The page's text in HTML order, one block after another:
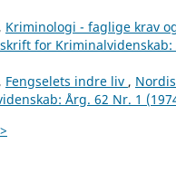
Kriminologi - faglige krav
for Kriminalvidenskab:
Fengselets indre liv ,
Årg. 62 Nr. 1